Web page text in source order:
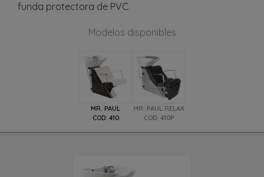
funda protectora de PVC.
Modelos disponibles
MR. PAUL
COD: 410
MR. PAUL RELAX
COD: 410P